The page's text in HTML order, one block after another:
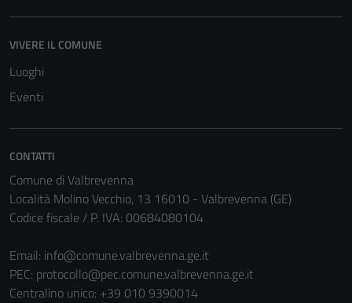
VIVERE IL COMUNE
Luoghi
Eventi
CONTATTI
Comune di Valbrevenna
Località Molino Vecchio, 13 16010 - Valbrevenna (GE)
Codice fiscale / P. IVA: 00684080104
Email: info@comune.valbrevenna.ge.it
PEC: protocollo@pec.comune.valbrevenna.ge.it
Centralino unico: +39 010 9390014